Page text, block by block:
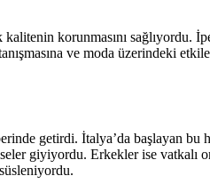
korunmasını sağlıyordu.
ve moda üzerindeki
getirdi. İtalya’da başlayan bu
giyiyordu. Erkekler ise vatkalı